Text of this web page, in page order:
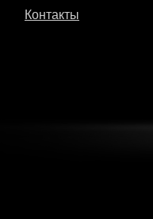
Контакты